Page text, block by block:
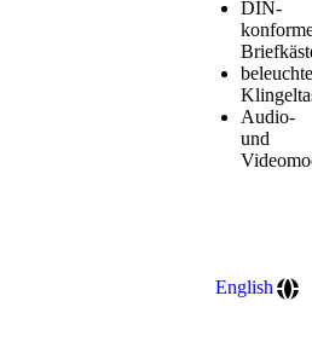
DIN-
Audio-
und
English